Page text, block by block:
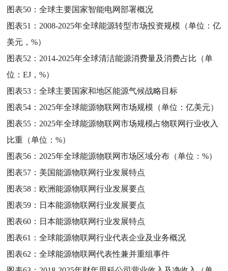
图表50：全球主要国家智能电网部署概况
图表51： 2008-2025年全球能源转型市场投资规模（单位：亿
美元，%）
图表52： 2014-2025年全球清洁能源消费量及消费占比（单
位：EJ，%）
图表53：全球主要国家和地区能源气候战略目标
图表54： 2025年全球能源物联网市场规模（单位：亿美元）
图表55： 2025年全球能源物联网市场规模占物联网行业收入
比重（单位：%）
图表56： 2025年全球能源物联网市场区域分布（单位：%）
图表57： 美国能源物联网行业发展特点
图表58： 欧洲能源物联网行业发展要点
图表59： 日本能源物联网行业发展要点
图表60： 日本能源物联网行业发展特点
图表61：全球能源物联网行业代表企业及业务概况
图表62：全球能源物联网代表性兼并重组事件